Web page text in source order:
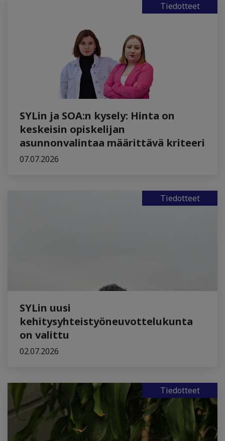
Tiedotteet
SYLin ja SOA:n kysely: Hinta on
keskeisin opiskelijan
asunnonvalintaa määrittävä kriteeri
07.07.2026
Tiedotteet
SYLin uusi
kehitysyhteistyöneuvottelukunta
on valittu
02.07.2026
Tiedotteet